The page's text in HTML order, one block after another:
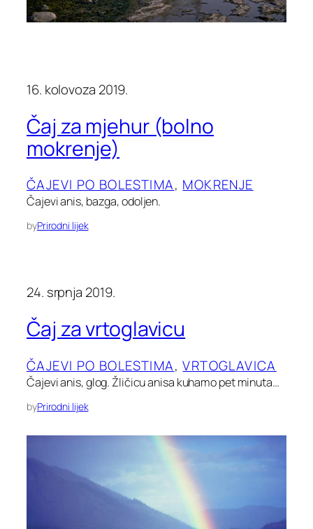
16. kolovoza 2019.
Čaj za mjehur (bolno
mokrenje)
ČAJEVI PO BOLESTIMA, MOKRENJE
Čajevi anis, bazga, odoljen.
byPrirodni lijek
24. srpnja 2019.
Čaj za vrtoglavicu
ČAJEVI PO BOLESTIMA, VRTOGLAVICA
Čajevi anis, glog. Žličicu anisa kuhamo pet minuta…
byPrirodni lijek